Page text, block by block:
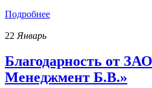
Подробнее
22 Январь
Благодарность от
Менеджмент Б.В.»